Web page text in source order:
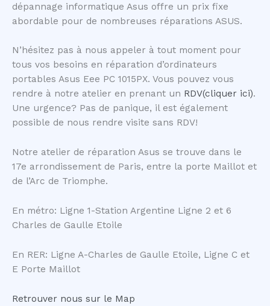
dépannage informatique Asus offre un prix fixe
abordable pour de nombreuses réparations ASUS.
N’hésitez pas à nous appeler à tout moment pour
tous vos besoins en réparation d’ordinateurs
portables Asus Eee PC 1015PX. Vous pouvez vous
rendre à notre atelier en prenant un RDV(cliquer ici).
Une urgence? Pas de panique, il est également
possible de nous rendre visite sans RDV!
Notre atelier de réparation Asus se trouve dans le
17e arrondissement de Paris, entre la porte Maillot et
de l’Arc de Triomphe.
En métro: Ligne 1-Station Argentine Ligne 2 et 6
Charles de Gaulle Etoile
En RER: Ligne A-Charles de Gaulle Etoile, Ligne C et
E Porte Maillot
Retrouver nous sur le Map